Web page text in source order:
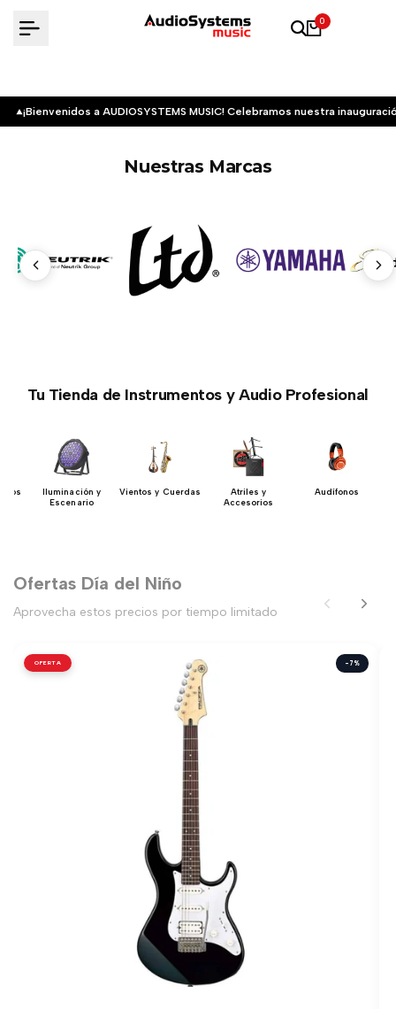
0
¡Bienvenidos a AUDIOSYSTEMS MUSIC! Celebramos nuestra
Nuestras Marcas
Tu Tienda de Instrumentos y Audio Profesional
Iluminación y
Escenario
Vientos y Cuerdas
Atriles y
Accesorios
Audífonos
Ofertas Día del Niño
Aprovecha estos precios por tiempo limitado
OFERTA -7%